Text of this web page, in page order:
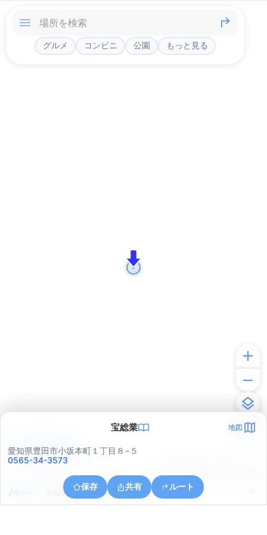
グルメ コンビニ 公園 もっと見る
宝総業 地図
愛知県豊田市小坂本町１丁目８−５
0565-34-3573
保存 共有 ルート
愛知県豊田市三軒町８丁目
アプリで見る